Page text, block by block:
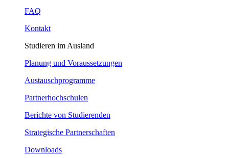
FAQ
Kontakt
Studieren im Ausland
Planung und Voraussetzungen
Austauschprogramme
Partnerhochschulen
Berichte von Studierenden
Strategische Partnerschaften
Downloads